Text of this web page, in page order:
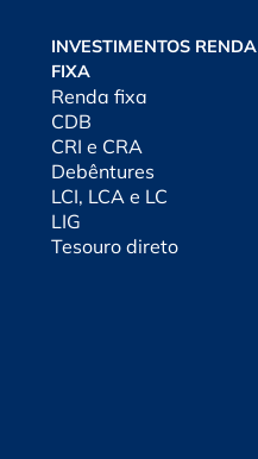
INVESTIMENTOS RENDA
FIXA
Renda fixa
CDB
CRI e CRA
Debêntures
LCI, LCA e LC
LIG
Tesouro direto